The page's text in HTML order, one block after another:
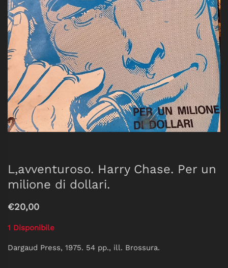
L,avventuroso. Harry Chase. Per un
milione di dollari.
€20,00
1 Disponibile
Dargaud Press, 1975. 54 pp., ill. Brossura.